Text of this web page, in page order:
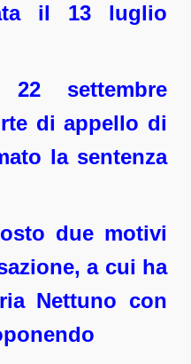
il 13 luglio
settembre
di appello di
la sentenza
due motivi
a cui ha
Nettuno con